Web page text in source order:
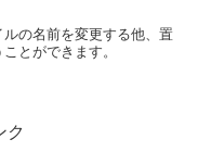
ルの名前を変更する他、置
とができます。
ク